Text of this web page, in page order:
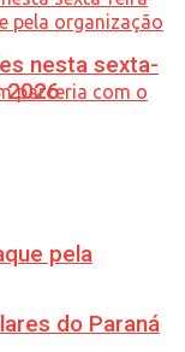
pela
do Paraná
nesta sexta-
2026